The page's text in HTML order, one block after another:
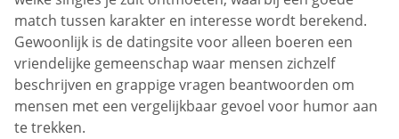
match tussen karakter en interesse wordt berekend.
Gewoonlijk is de datingsite voor alleen boeren een
vriendelijke gemeenschap waar mensen zichzelf
beschrijven en grappige vragen beantwoorden om
mensen met een vergelijkbaar gevoel voor humor aan
te trekken.